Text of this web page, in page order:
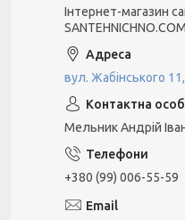
Інтернет-магазин
вул. Жабінського 11,
Мельник Андрій
+380 (99) 006-55-59